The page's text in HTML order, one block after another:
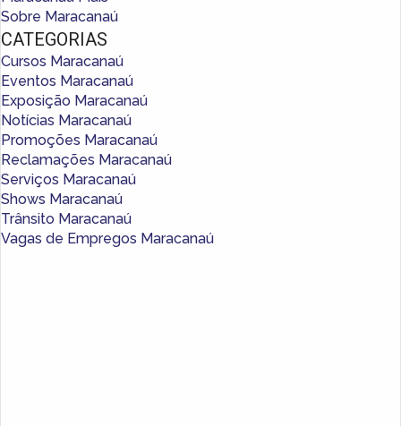
Sobre Maracanaú
CATEGORIAS
Cursos Maracanaú
Eventos Maracanaú
Exposição Maracanaú
Notícias Maracanaú
Promoções Maracanaú
Reclamações Maracanaú
Serviços Maracanaú
Shows Maracanaú
Trânsito Maracanaú
Vagas de Empregos Maracanaú